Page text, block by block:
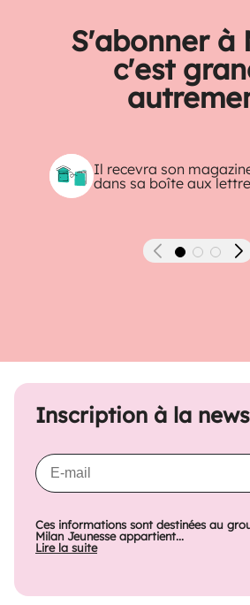
S'abonner à
c'est
Il recevra son
dans sa boîte aux
Précédent
Inscription à la
Ces informations sont destinées au
Milan Jeunesse appartient...
Lire la suite